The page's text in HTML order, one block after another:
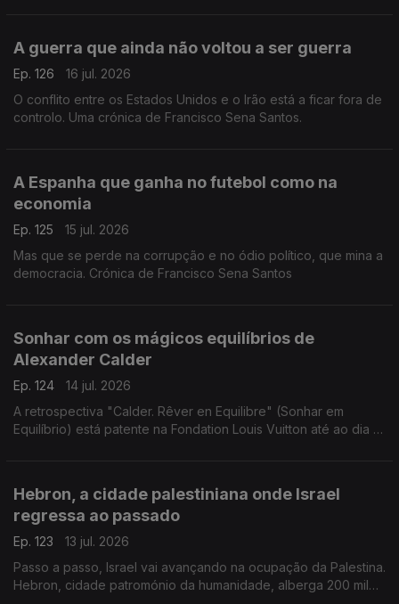
A guerra que ainda não voltou a ser guerra
Ep. 126
16 jul. 2026
O conflito entre os Estados Unidos e o Irão está a ficar fora de
controlo. Uma crónica de Francisco Sena Santos.
A Espanha que ganha no futebol como na
economia
Ep. 125
15 jul. 2026
Mas que se perde na corrupção e no ódio político, que mina a
democracia. Crónica de Francisco Sena Santos
Sonhar com os mágicos equilíbrios de
Alexander Calder
Ep. 124
14 jul. 2026
A retrospectiva "Calder. Rêver en Equilibre" (Sonhar em
Equilíbrio) está patente na Fondation Louis Vuitton até ao dia 16
Hebron, a cidade palestiniana onde Israel
regressa ao passado
Ep. 123
13 jul. 2026
Passo a passo, Israel vai avançando na ocupação da Palestina.
Hebron, cidade patromónio da humanidade, alberga 200 mil